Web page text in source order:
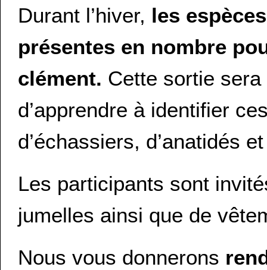
Durant l’hiver, les
présentes en nombre
clément. Cette sortie sera
d’apprendre à identifier
d’échassiers, d’anatidés
Les participants sont
jumelles ainsi que de
Nous vous donnerons